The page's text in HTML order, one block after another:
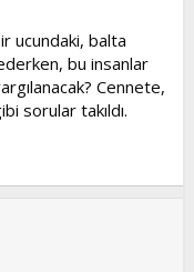
ucundaki, balta
bu insanlar
Cennete,
sorular takıldı.